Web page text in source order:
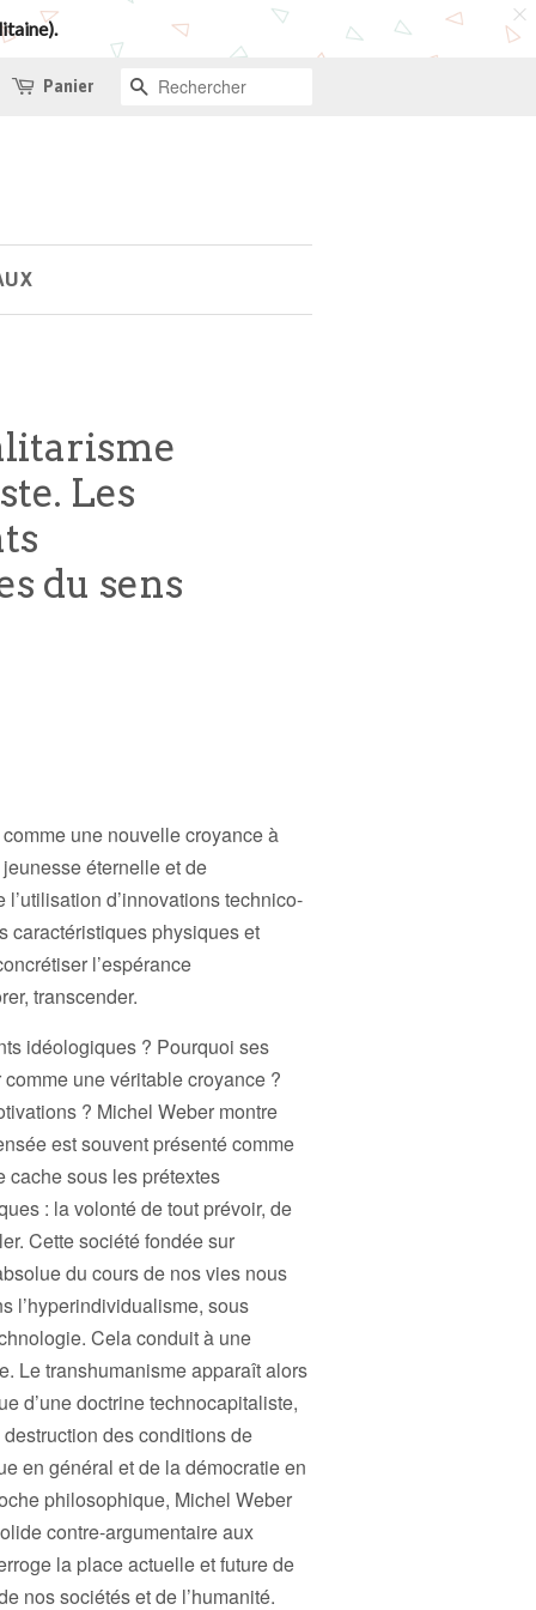
Panier RECHERCHE
Les
du sens
une nouvelle croyance à
éternelle et de
d’innovations technico-
caractéristiques physiques et
l’espérance
transcender.
idéologiques ? Pourquoi ses
une véritable croyance ?
? Michel Weber montre
est souvent présenté comme
cache sous les prétextes
: la volonté de tout prévoir, de
Cette société fondée sur
du cours de nos vies nous
l’hyperindividualisme, sous
Cela conduit à une
Le transhumanisme apparaît alors
d’une doctrine technocapitaliste,
des conditions de
en général et de la démocratie en
philosophique, Michel Weber
contre-argumentaire aux
la place actuelle et future de
nos sociétés et de l’humanité.